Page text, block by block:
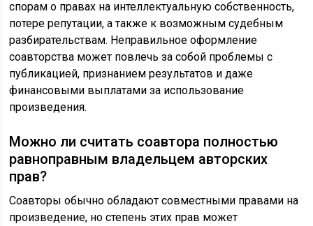
спорам о правах на интеллектуальную собственность,
потере репутации, а также к возможным судебным
разбирательствам. Неправильное оформление
соавторства может повлечь за собой проблемы с
публикацией, признанием результатов и даже
финансовыми выплатами за использование
произведения.
Можно ли считать соавтора полностью
равноправным владельцем авторских
прав?
Соавторы обычно обладают совместными правами на
произведение, но степень этих прав может